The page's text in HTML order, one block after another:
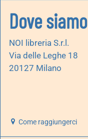
Dove siamo
NOI libreria S.r.l.
Via delle Leghe 18
20127 Milano
Come raggiungerci